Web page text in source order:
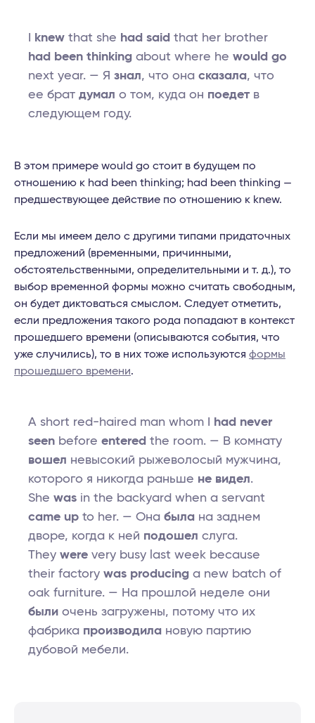
knew that she had said that her brother
had been thinking about where he would go
next year. — Я знал, что она сказала, что
ее брат думал о том, куда он поедет в
следующем году.
В этом примере would go стоит в будущем по
отношению к had been thinking; had been thinking —
предшествующее действие по отношению к knew.
Если мы имеем дело с другими типами придаточных
предложений (временными, причинными,
обстоятельственными, определительными и т. д.), то
выбор временной формы можно считать свободным,
он будет диктоваться смыслом. Следует отметить,
если предложения такого рода попадают в контекст
прошедшего времени (описываются события, что
уже случились), то в них тоже используются формы
прошедшего времени.
A short red-haired man whom I
had never
seen before entered the room. — В комнату
вошел невысокий рыжеволосый мужчина,
которого я никогда раньше не видел.
She was in the backyard when a servant
came up to her. — Она была на заднем
дворе, когда к ней подошел слуга.
They were very busy last week because
their factory was producing a new batch of
oak furniture. — На прошлой неделе они
были очень загружены, потому что их
фабрика производила новую партию
дубовой мебели.